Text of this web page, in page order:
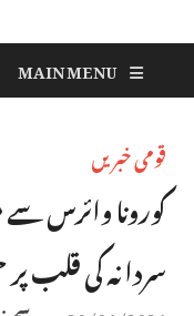
MAIN MENU
قومی خبریں
کورونا وائرس
سردانہ کی قلب